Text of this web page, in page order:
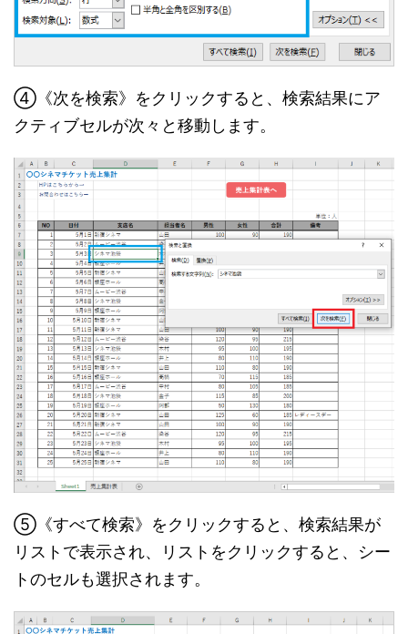
④《次を検索》をクリックすると、検索結果にア
クティブセルが次々と移動します。
⑤《すべて検索》をクリックすると、検索結果が
リストで表示され、リストをクリックすると、シー
トのセルも選択されます。